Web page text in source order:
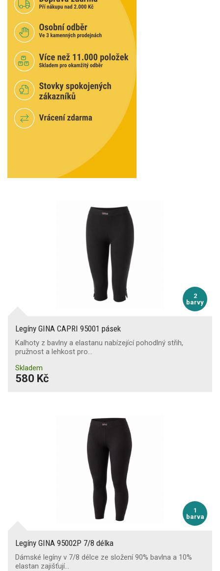
2
barvy
Legíny GINA CAPRI 95001 pásek
Kalhoty z bavlny a elastanu nabízející pohodlný střih,
pružnost a lehkost pro…
Skladem
580 Kč
1
barva
Legíny GINA 95002P 7/8 délka
Dámské legíny v 7/8 délce ze složení 90% bavlna a 10%
elastan zajišťují…